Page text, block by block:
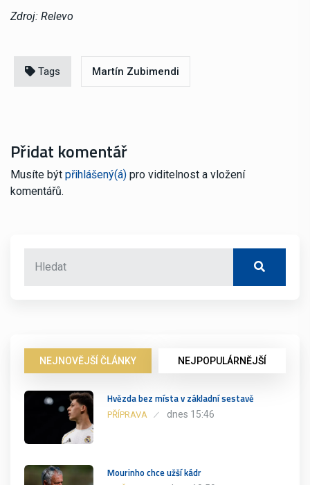
Zdroj: Relevo
Tags Martín Zubimendi
Přidat komentář
Musíte být přihlášený(á) pro viditelnost a vložení
komentářů.
NEJNOVĚJŠÍ ČLÁNKY NEJPOPULÁRNĚJŠÍ
Hvězda bez místa v základní sestavě
PŘÍPRAVA dnes 15:46
Mourinho chce užší kádr